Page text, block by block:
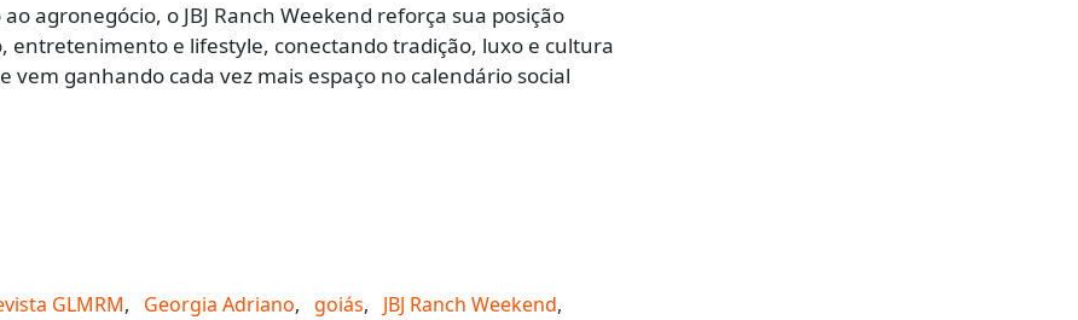
agronegócio, o JBJ Ranch Weekend reforça sua posição
entretenimento e lifestyle, conectando tradição, luxo e cultura
ganhando cada vez mais espaço no calendário social
GLMRM, Georgia Adriano, goiás, JBJ Ranch Weekend,